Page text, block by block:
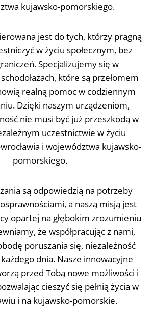
kujawsko-pomorskiego.
jest do tych, którzy pragną
w życiu społecznym, bez
Specjalizujemy się w
które są przełomem
realną pomoc w codziennym
Dzięki naszym urządzeniom,
nie musi być już przeszkodą w
uczestnictwie w życiu
i województwa kujawsko-
pomorskiego.
są odpowiedzią na potrzeby
a naszą misją jest
opartej na głębokim zrozumieniu
że współpracując z nami,
poruszania się, niezależność
dnia. Nasze innowacyjne
przed Tobą nowe możliwości i
cieszyć się pełnią życia w
i na kujawsko-pomorskie.